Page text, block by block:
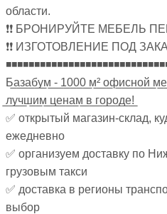
области.
❗❗ БРОНИРУЙТЕ МЕБЕЛЬ
❗❗ ИЗГОТОВЛЕНИЕ ПОД
Б̲а̲з̲а̲б̲у̲м̲ ̲-̲ ̲1̲0̲0̲0̲ ̲м̲²̲ ̲о̲ф̲и̲с̲н̲о̲й̲
̲л̲у̲ч̲ш̲и̲м̲ ̲ц̲е̲н̲а̲м̲ ̲в̲ ̲г̲о̲р̲о̲д̲е̲!̲
✅ открытый магазин-склад,
ежедневно
✅ организуем доставку по
грузовым такси
✅ доставка в регионы
выбор